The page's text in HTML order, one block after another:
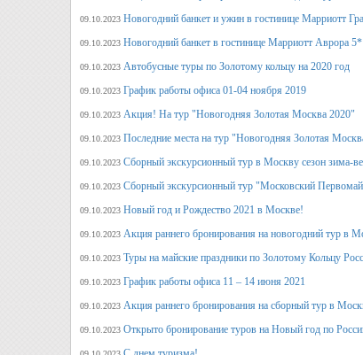
09.10.2023 Новогодний банкет и ужин в гостинице Марриотт
09.10.2023 Новогодний банкет в гостинице Марриотт Аврора 5*
09.10.2023 Автобусные туры по Золотому кольцу на 2020 год
09.10.2023 График работы офиса 01-04 ноября 2019
09.10.2023 Акция! На тур "Новогодняя Золотая Москва 2020"
09.10.2023 Последние места на тур "Новогодняя Золотая
09.10.2023 Сборный экскурсионный тур в Москву сезон зима-
09.10.2023 Сборный экскурсионный тур "Московский
09.10.2023 Новый год и Рождество 2021 в Москве!
09.10.2023 Акция раннего бронирования на новогодний тур в
09.10.2023 Туры на майские праздники по Золотому Кольцу
09.10.2023 График работы офиса 11 – 14 июня 2021
09.10.2023 Акция раннего бронирования на сборный тур в
09.10.2023 Открыто бронирование туров на Новый год по